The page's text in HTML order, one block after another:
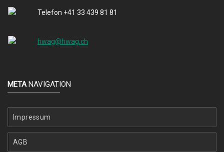
Telefon +41 33 439 81 81
hwag@hwag.ch
META NAVIGATION
Impressum
AGB